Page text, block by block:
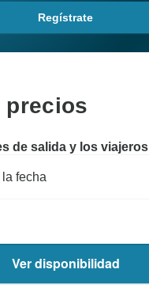
Regístrate
precios
de salida y los viajeros
fecha
Ver disponibilidad